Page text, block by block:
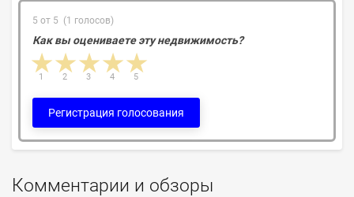
5 от 5 (1 голосов)
Как вы оцениваете эту недвижимость?
4 stars
3 stars
2 stars
1 star 5
4
3
2
1
Регистрация голосования
Комментарии и обзоры